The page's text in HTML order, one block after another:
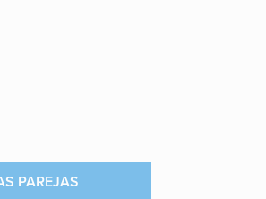
PAREJAS